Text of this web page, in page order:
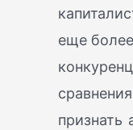
еще
признать